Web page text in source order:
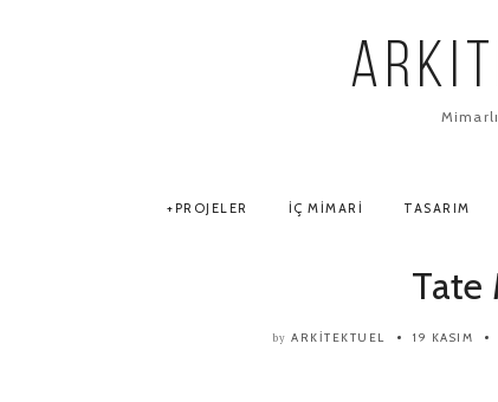
PROJELER İÇ MIMARI TASARIM
Tate
by ARKITEKTUEL 19 KASIM